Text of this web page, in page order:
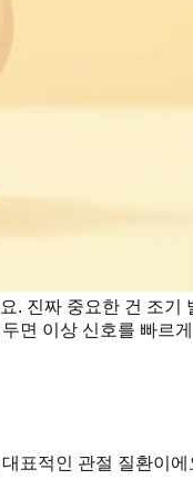
. 진짜 중요한 건 조기
면 이상 신호를 빠르
표적인 관절 질환이에